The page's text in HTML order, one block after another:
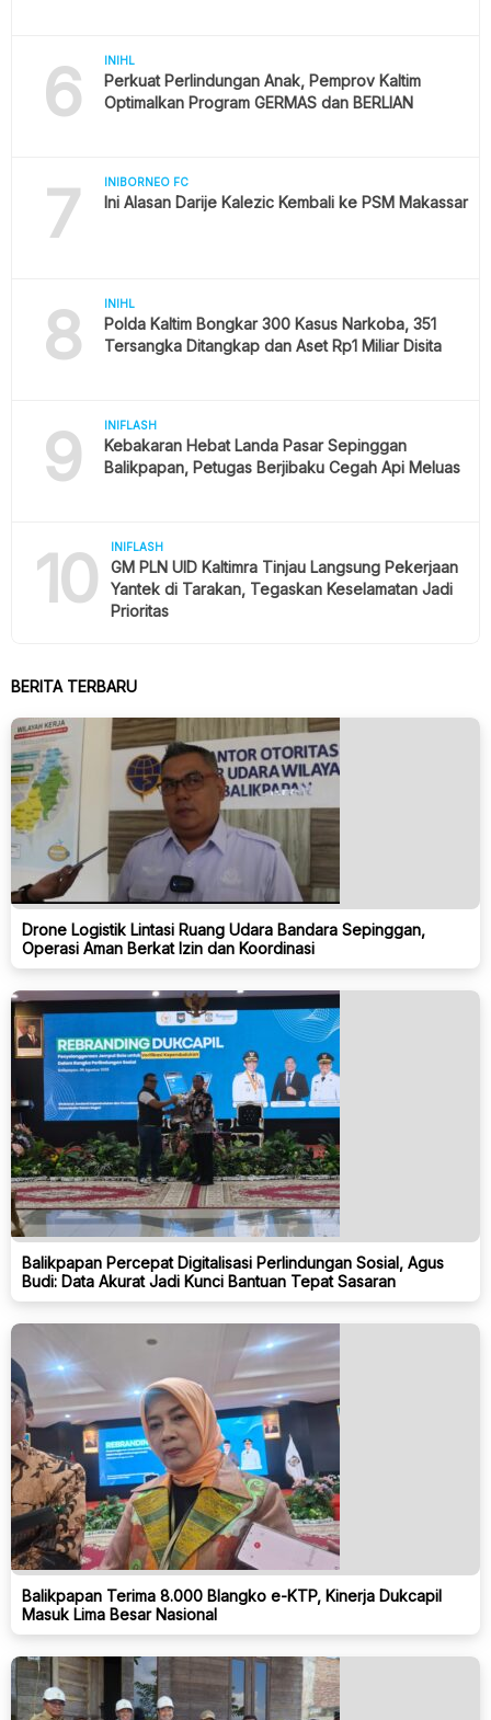
6
INIHL
Perkuat Perlindungan Anak, Pemprov Kaltim
Optimalkan Program GERMAS dan BERLIAN
7 INIBORNEO FC
Ini Alasan Darije Kalezic Kembali ke PSM Makassar
8 INIHL
Polda Kaltim Bongkar 300 Kasus Narkoba, 351
Tersangka Ditangkap dan Aset Rp1 Miliar Disita
9 INIFLASH
Kebakaran Hebat Landa Pasar Sepinggan
Balikpapan, Petugas Berjibaku Cegah Api Meluas
10 INIFLASH
GM PLN UID Kaltimra Tinjau Langsung Pekerjaan
Yantek di Tarakan, Tegaskan Keselamatan Jadi
Prioritas
BERITA TERBARU
Drone Logistik Lintasi Ruang Udara Bandara Sepinggan,
Operasi Aman Berkat Izin dan Koordinasi
Balikpapan Percepat Digitalisasi Perlindungan Sosial, Agus
Budi: Data Akurat Jadi Kunci Bantuan Tepat Sasaran
Balikpapan Terima 8.000 Blangko e-KTP, Kinerja Dukcapil
Masuk Lima Besar Nasional